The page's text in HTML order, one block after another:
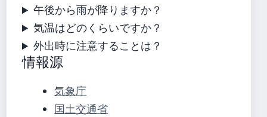
午後から雨が降りますか？
気温はどのくらいですか？
外出時に注意することは？
情報源
気象庁
国土交通省